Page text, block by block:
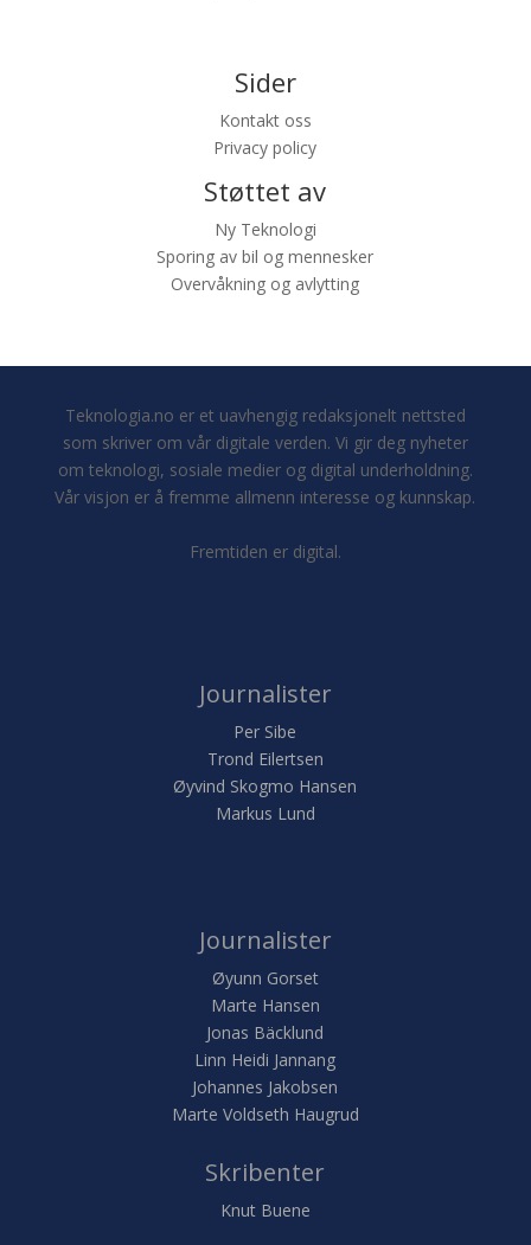
Sider
Kontakt oss
Privacy policy
Støttet av
Ny Teknologi
Sporing av bil og mennesker
Overvåkning og avlytting
Teknologia.no er et uavhengig redaksjonelt nettsted
som skriver om vår digitale verden. Vi gir deg nyheter
om teknologi, sosiale medier og digital underholdning.
Vår visjon er å fremme allmenn interesse og kunnskap.
Fremtiden er digital.
Journalister
Per Sibe
Trond Eilertsen
Øyvind Skogmo Hansen
Markus Lund
Journalister
Øyunn Gorset
Marte Hansen
Jonas Bäcklund
Linn Heidi Jannang
Johannes Jakobsen
Marte Voldseth Haugrud
Skribenter
Knut Buene